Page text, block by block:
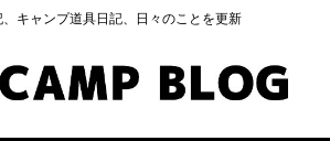
、キャンプ道具日記、日々のことを更新